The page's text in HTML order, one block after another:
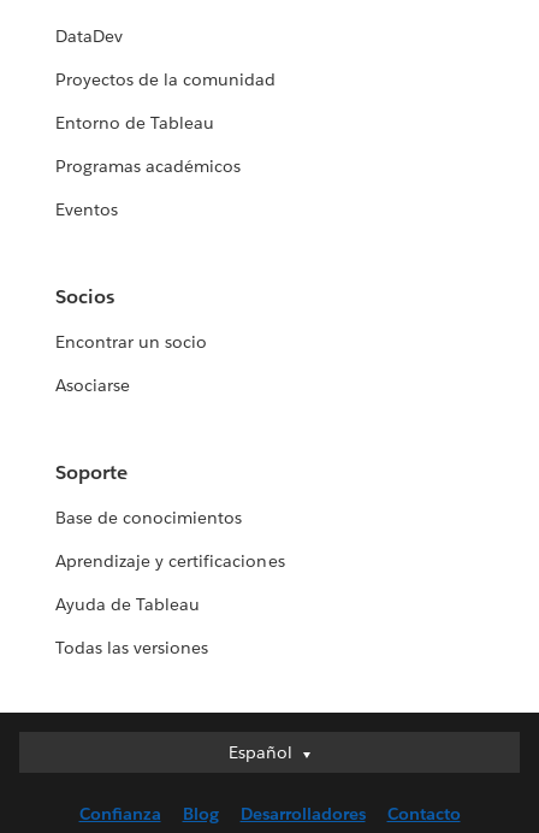
DataDev
Proyectos de la comunidad
Entorno de Tableau
Programas académicos
Eventos
Socios
Encontrar un socio
Asociarse
Soporte
Base de conocimientos
Aprendizaje y certificaciones
Ayuda de Tableau
Todas las versiones
Español
Español
English (UK)
Confianza Blog Desarrolladores Contacto